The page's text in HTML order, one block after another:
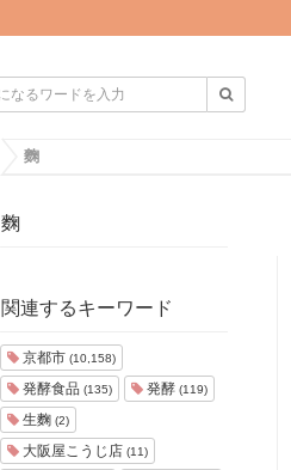
麴
麴
関連するキーワード
京都市 (10,158)
発酵食品 (135) 発酵 (119)
生麴 (2)
大阪屋こうじ店 (11)